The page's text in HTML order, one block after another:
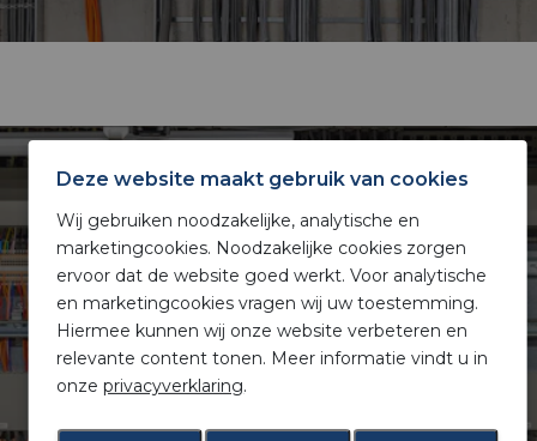
Project engineering
Lees meer
Deze website maakt gebruik van cookies
Wij gebruiken noodzakelijke, analytische en
marketingcookies. Noodzakelijke cookies zorgen
ervoor dat de website goed werkt. Voor analytische
en marketingcookies vragen wij uw toestemming.
Hiermee kunnen wij onze website verbeteren en
relevante content tonen. Meer informatie vindt u in
onzeprivacyverklaring.